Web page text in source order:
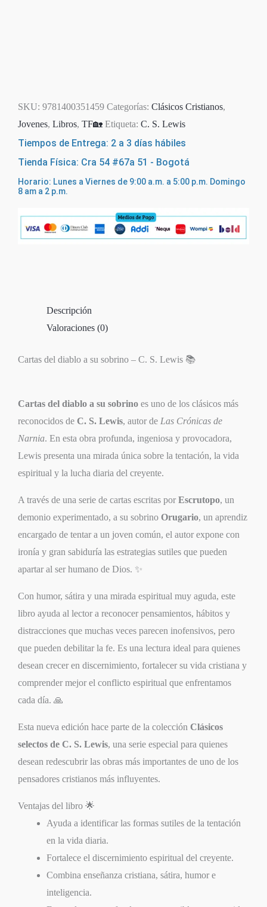
SKU: 9781400351459 Categorías: Clásicos Cristianos,
Jovenes, Libros, TF🏡 Etiqueta: C. S. Lewis
Tiempos de Entrega: 2 a 3 días hábiles
Tienda Física: Cra 54 #67a 51 - Bogotá
Horario: Lunes a Viernes de 9:00 a.m. a 5:00 p.m. Domingo
8 am a 2 p.m.
Descripción
Valoraciones (0)
Cartas del diablo a su sobrino – C. S. Lewis 📚
Cartas del diablo a su sobrino es uno de los clásicos más
reconocidos de C. S. Lewis, autor de Las Crónicas de
Narnia. En esta obra profunda, ingeniosa y provocadora,
Lewis presenta una mirada única sobre la tentación, la vida
espiritual y la lucha diaria del creyente.
A través de una serie de cartas escritas por Escrutopo, un
demonio experimentado, a su sobrino Orugario, un aprendiz
encargado de tentar a un joven común, el autor expone con
ironía y gran sabiduría las estrategias sutiles que pueden
apartar al ser humano de Dios. ✨
Con humor, sátira y una mirada espiritual muy aguda, este
libro ayuda al lector a reconocer pensamientos, hábitos y
distracciones que muchas veces parecen inofensivos, pero
que pueden debilitar la fe. Es una lectura ideal para quienes
desean crecer en discernimiento, fortalecer su vida cristiana y
comprender mejor el conflicto espiritual que enfrentamos
cada día. 🙏
Esta nueva edición hace parte de la colección Clásicos
selectos de C. S. Lewis, una serie especial para quienes
desean redescubrir las obras más importantes de uno de los
pensadores cristianos más influyentes.
Ventajas del libro 🌟
Ayuda a identificar las formas sutiles de la tentación
en la vida diaria.
Fortalece el discernimiento espiritual del creyente.
Combina enseñanza cristiana, sátira, humor e
inteligencia.